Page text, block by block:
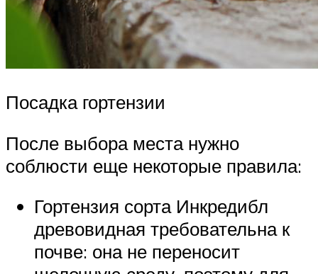
Посадка гортензии
После выбора места нужно
соблюсти еще некоторые правила:
Гортензия сорта Инкредибл
древовидная требовательна к
почве: она не переносит